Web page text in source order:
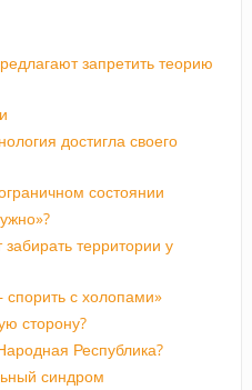
запретить теорию
достигла своего
состоянии
территории у
спорить с холопами»
сторону?
Республика?
синдром